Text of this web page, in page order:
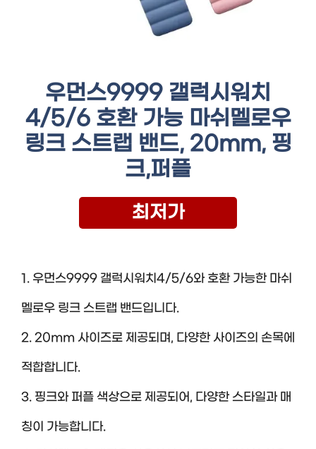
우먼스9999 갤럭시워치
4/5/6 호환 가능 마쉬멜로우
링크 스트랩 밴드, 20mm, 핑
크,퍼플
최저가
1. 우먼스9999 갤럭시워치4/5/6와 호환 가능한 마쉬
멜로우 링크 스트랩 밴드입니다.
2. 20mm 사이즈로 제공되며, 다양한 사이즈의 손목에
적합합니다.
3. 핑크와 퍼플 색상으로 제공되어, 다양한 스타일과 매
칭이 가능합니다.